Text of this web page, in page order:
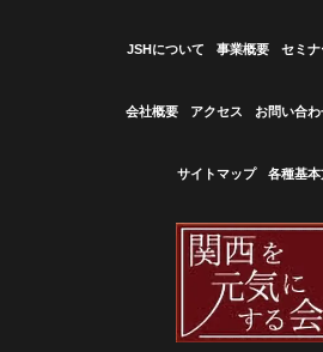
JSHについて 事業概要 セミナ
会社概要 アクセス お問い合わ
サイトマップ 各種基本